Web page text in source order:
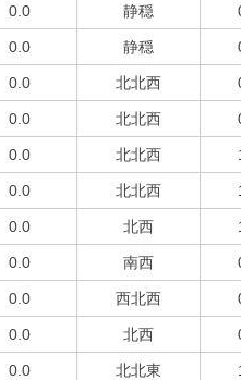
0.0 静穏
0.0 静穏
0.0 北北西
0.0 北北西
0.0 北北西
0.0 北北西
0.0 北西
0.0 南西
0.0 西北西
0.0 北西
0.0 北北東